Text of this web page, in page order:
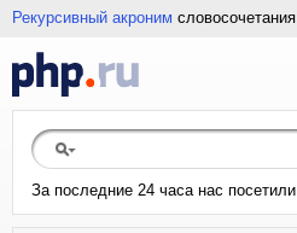
Рекурсивный акроним словосочетания
За последние 24 часа нас посетили